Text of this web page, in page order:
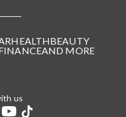
HEALTHBEAUTY
AND MORE
us